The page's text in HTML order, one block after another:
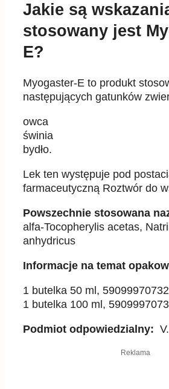
Jakie są
stosowany jest
E?
Myogaster-E to produkt
następujących gatunków
owca
świnia
bydło.
Lek ten występuje pod
farmaceutyczną Roztwór do
Powszechnie stosowana
alfa-Tocopherylis acetas,
anhydricus
Informacje na temat
1 butelka 50 ml,
1 butelka 100 ml,
Podmiot odpowiedzialny:
Reklama